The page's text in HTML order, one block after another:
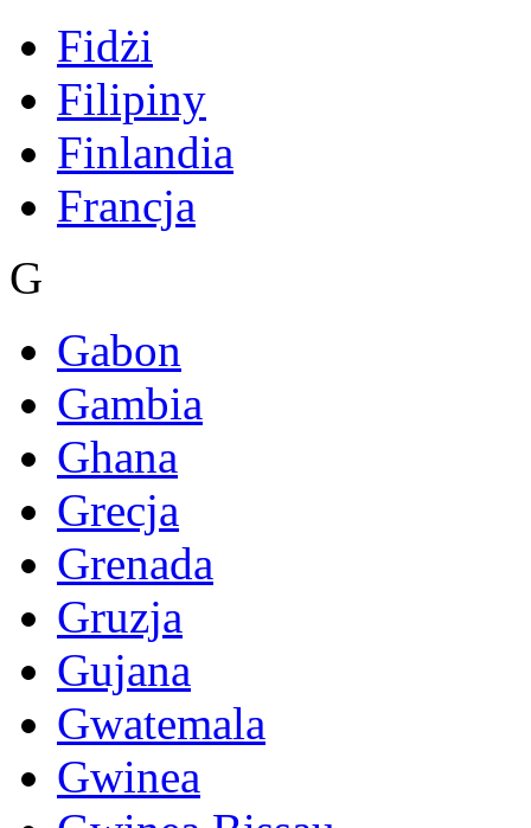
Fidżi
Filipiny
Finlandia
Francja
G
Gabon
Gambia
Ghana
Grecja
Grenada
Gruzja
Gujana
Gwatemala
Gwinea